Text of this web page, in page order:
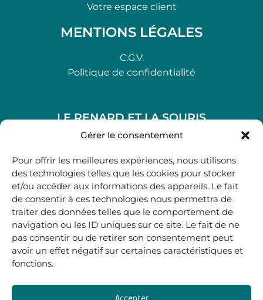
Gérer le consentement
Pour offrir les meilleures expériences, nous utilisons
des technologies telles que les cookies pour stocker
et/ou accéder aux informations des appareils. Le fait
de consentir à ces technologies nous permettra de
traiter des données telles que le comportement de
navigation ou les ID uniques sur ce site. Le fait de ne
pas consentir ou de retirer son consentement peut
avoir un effet négatif sur certaines caractéristiques et
fonctions.
Accepter
Votre espace client
MENTIONS LÉGALES
C.G.V.
Politique de confidentialité
LE RENARD ET LA SOURIS
48, rue Maubec 33210 LANGON
05 40 41 37 18
.
MARDI AU SAMEDI
10H00-12H45 | 14H00 -19H00
boutique@lerenardetlasouris.com